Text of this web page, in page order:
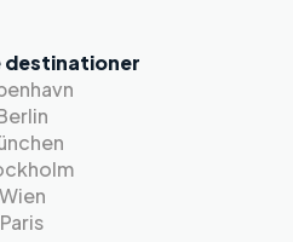
Wien
Paris